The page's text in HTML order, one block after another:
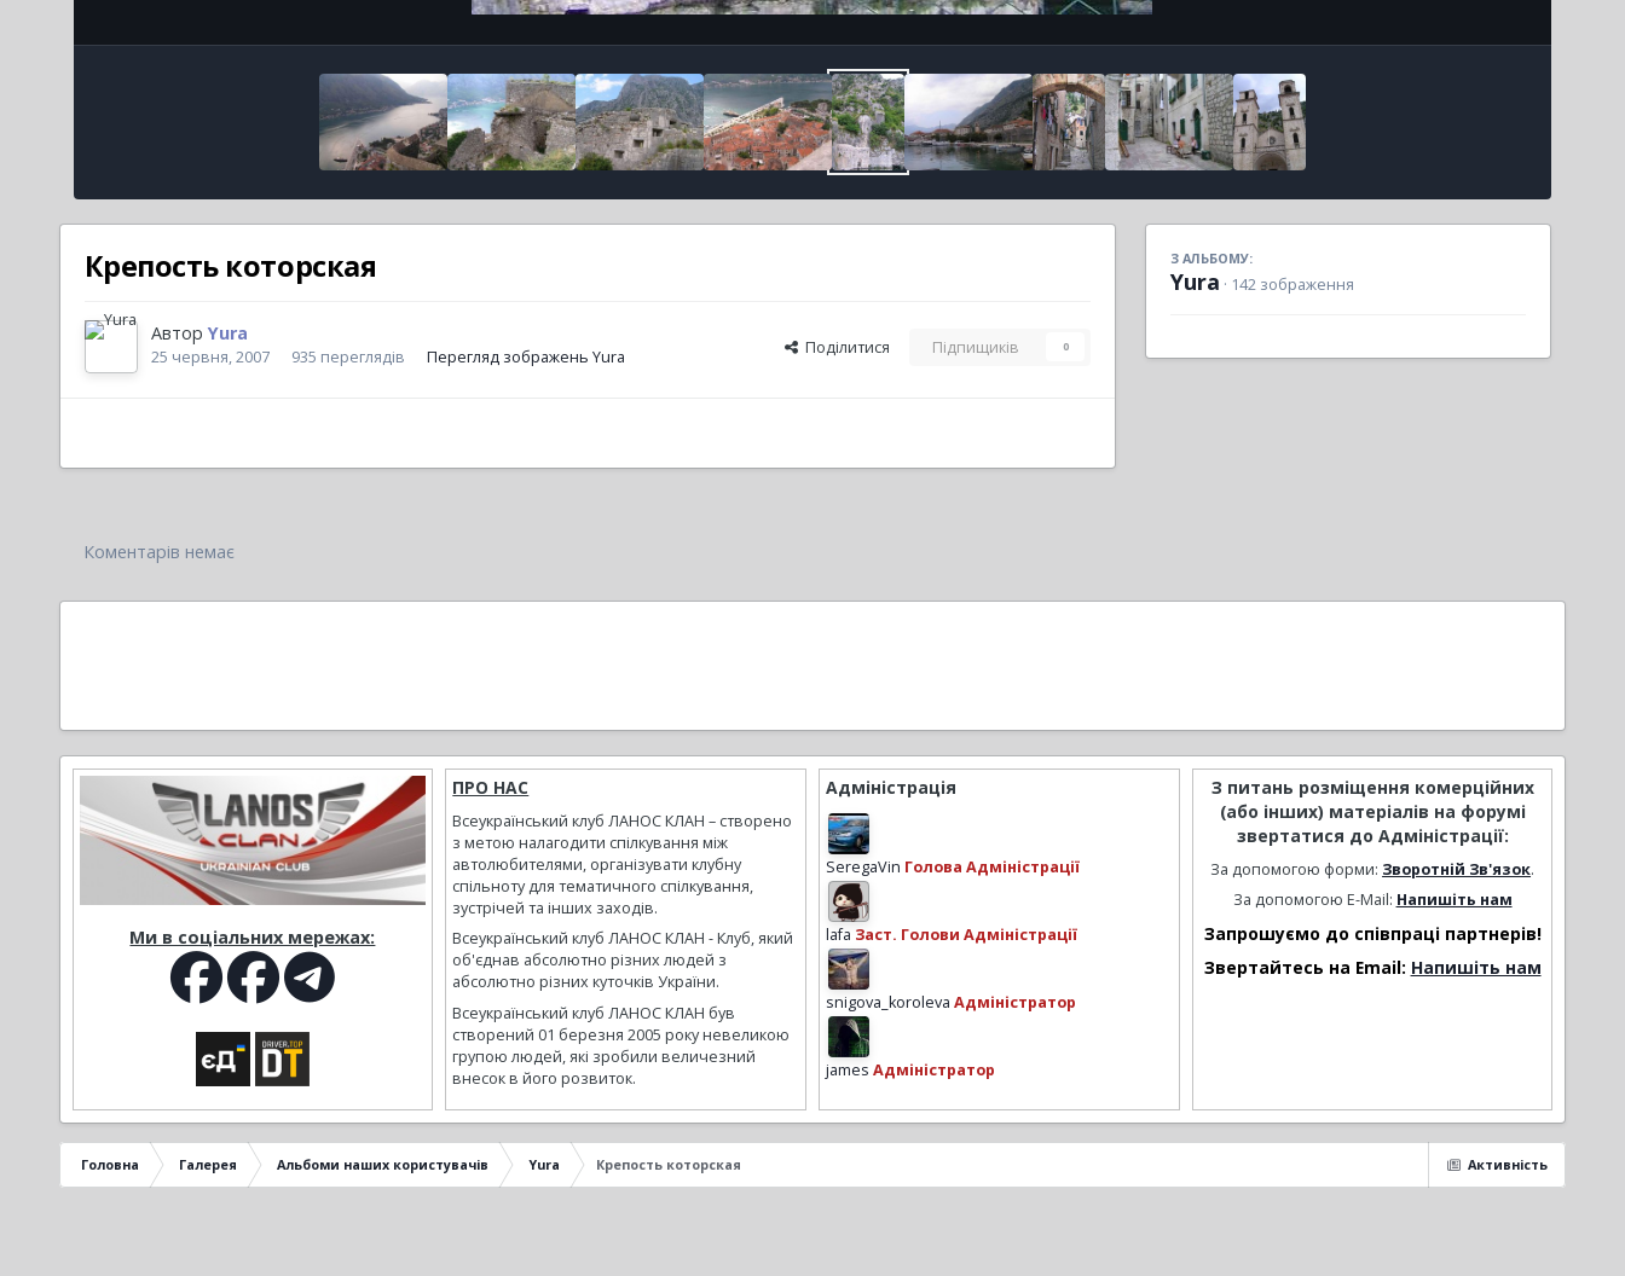
Крепость которская
Автор Yura
25 червня, 2007 935 переглядів Перегляд зображень Yura Поділитися Підпищиків 0
З АЛЬБОМУ:
Yura · 142 зображення
Коментарів немає
Ми в соціальних мережах:
ПРО НАС
Всеукраїнський клуб ЛАНОС КЛАН – створено
з метою налагодити спілкування між
автолюбителями, організувати клубну
спільноту для тематичного спілкування,
зустрічей та інших заходів.
Всеукраїнський клуб ЛАНОС КЛАН - Клуб, який
об'єднав абсолютно різних людей з
абсолютно різних куточків України.
Всеукраїнський клуб ЛАНОС КЛАН був
створений 01 березня 2005 року невеликою
групою людей, які зробили величезний
внесок в його розвиток.
Адміністрація
SeregaVin Голова Адміністрації
lafa Заст. Голови Адміністрації
snigova_koroleva Адміністратор
james Адміністратор
З питань розміщення комерційних
(або інших) матеріалів на форумі
звертатися до Адміністрації:
За допомогою форми: Зворотній Зв'язок.
За допомогою E-Mail: Напишіть нам
Запрошуємо до співпраці партнерів!
Звертайтесь на Email: Напишіть нам
Активність
Головна Галерея Альбоми наших користувачів Yura Крепость которская